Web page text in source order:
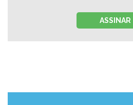
ASSINAR